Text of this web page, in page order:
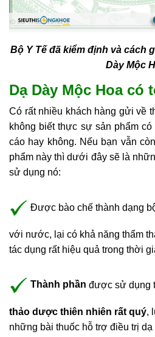
Bộ Y Tế đã kiểm định và cách
Dày Mộc
Dạ Dày Mộc Hoa có
Có rất nhiều khách hàng gửi về
không biết thực sựsản phẩmcó
cáo hay không. Nếu bạn vẫn
phẩm này thì dưới đây sẽ là
sử dụng nó:
Được bào chế thành dạng
với nước, lại có khả năng thẩm
tác dụng rất hiệu quả trong thời
Thành phần được sử dụng
thảo dược thiên nhiên rất quý,
những bài thuốc hỗ trợ điều trị dạ